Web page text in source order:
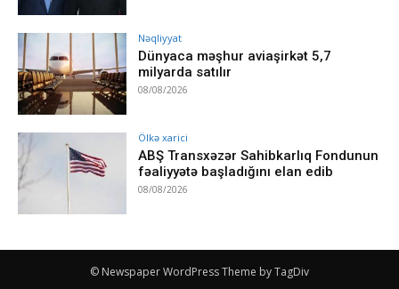
Nəqliyyat
Dünyaca məşhur aviaşirkət 5,7
milyarda satılır
08/08/2026
Ölkə xarici
ABŞ Transxəzər Sahibkarlıq Fondunun
fəaliyyətə başladığını elan edib
08/08/2026
© Newspaper WordPress Theme by TagDiv